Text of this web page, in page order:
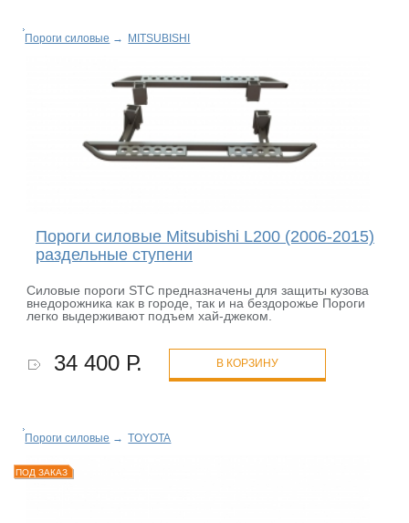
Пороги силовые → MITSUBISHI
Пороги силовые Mitsubishi L200 (2006-2015)
раздельные ступени
Силовые пороги STC предназначены для защиты кузова
внедорожника как в городе, так и на бездорожье Пороги
легко выдерживают подъем хай-джеком.
34 400 Р. В КОРЗИНУ
Пороги силовые → TOYOTA
ПОД ЗАКАЗ